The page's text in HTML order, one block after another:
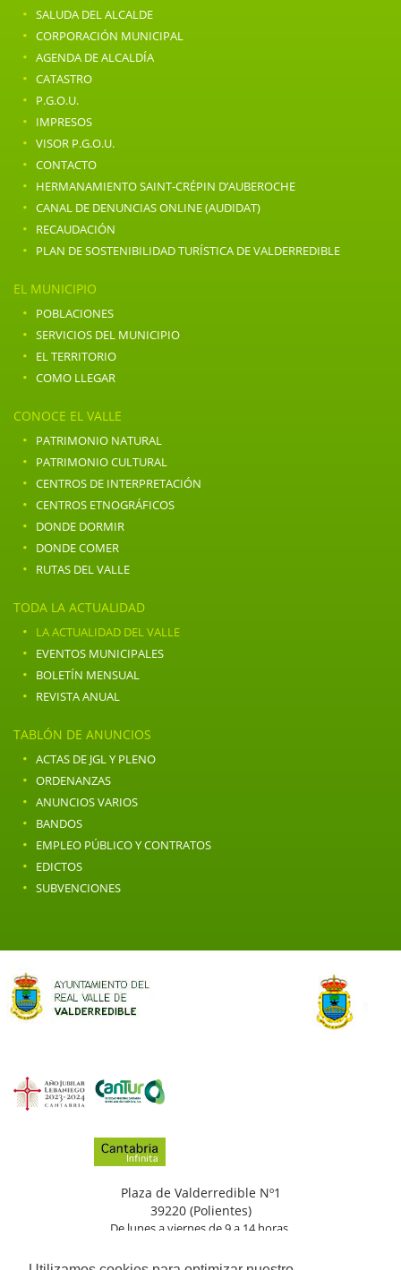
· SALUDA DEL ALCALDE
· CORPORACIÓN MUNICIPAL
· AGENDA DE ALCALDÍA
· CATASTRO
· P.G.O.U.
· IMPRESOS
· VISOR P.G.O.U.
· CONTACTO
· HERMANAMIENTO SAINT-CRÉPIN D’AUBEROCHE
· CANAL DE DENUNCIAS ONLINE (AUDIDAT)
· RECAUDACIÓN
· PLAN DE SOSTENIBILIDAD TURÍSTICA DE VALDERREDIBLE
EL MUNICIPIO
· POBLACIONES
· SERVICIOS DEL MUNICIPIO
· EL TERRITORIO
· COMO LLEGAR
CONOCE EL VALLE
· PATRIMONIO NATURAL
· PATRIMONIO CULTURAL
· CENTROS DE INTERPRETACIÓN
· CENTROS ETNOGRÁFICOS
· DONDE DORMIR
· DONDE COMER
· RUTAS DEL VALLE
TODA LA ACTUALIDAD
· LA ACTUALIDAD DEL VALLE
· EVENTOS MUNICIPALES
· BOLETÍN MENSUAL
· REVISTA ANUAL
TABLÓN DE ANUNCIOS
· ACTAS DE JGL Y PLENO
· ORDENANZAS
· ANUNCIOS VARIOS
· BANDOS
· EMPLEO PÚBLICO Y CONTRATOS
· EDICTOS
· SUBVENCIONES
Plaza de Valderredible Nº1
39220 (Polientes)
De lunes a viernes de 9 a 14 horas.